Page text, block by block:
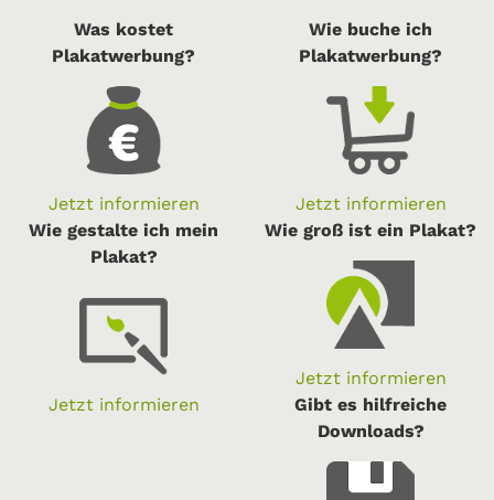
Was kostet
Plakatwerbung?
Jetzt informieren
Wie buche ich
Plakatwerbung?
Jetzt informieren
Wie gestalte ich mein
Plakat?
Jetzt informieren
Wie groß ist ein Plakat?
Jetzt informieren
Gibt es hilfreiche
Downloads?